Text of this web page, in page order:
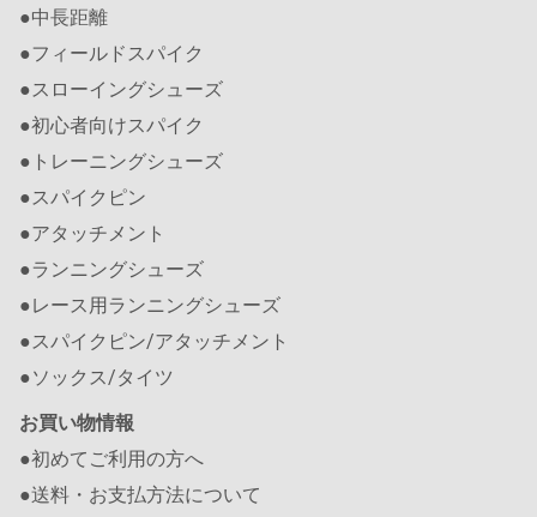
●中長距離
●フィールドスパイク
●スローイングシューズ
●初心者向けスパイク
●トレーニングシューズ
●スパイクピン
●アタッチメント
●ランニングシューズ
●レース用ランニングシューズ
●スパイクピン/アタッチメント
●ソックス/タイツ
お買い物情報
●初めてご利用の方へ
●送料・お支払方法について